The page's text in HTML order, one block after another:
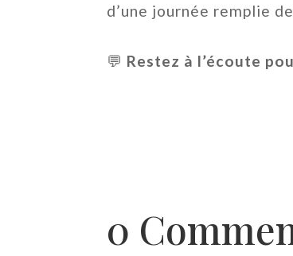
d’une journée remplie
💬 Restez à l’écoute
0